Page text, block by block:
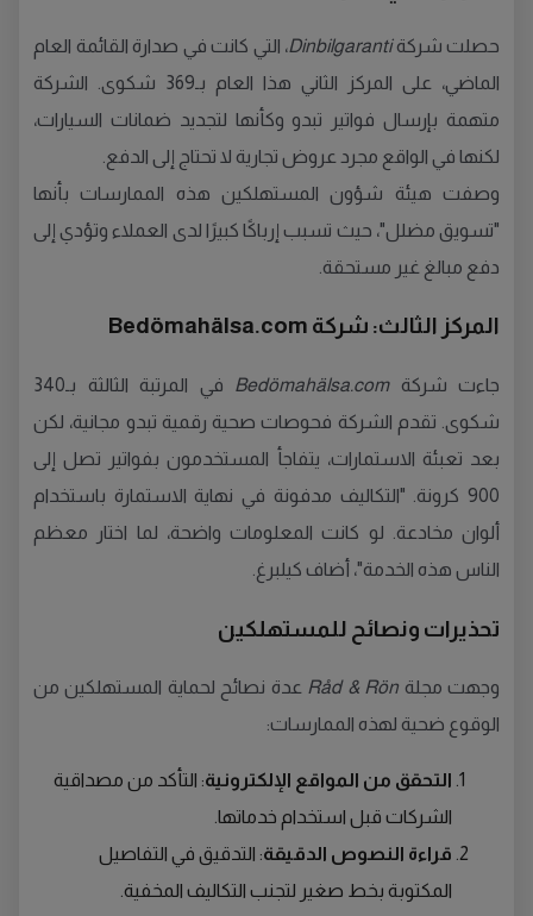
حصلت شركةDinbilgaranti، التي كانت في صدارة القائمة العام
الماضي، على المركز الثاني هذا العام بـ369 شكوى. الشركة
متهمة بإرسال فواتير تبدو وكأنها لتجديد ضمانات السيارات،
لكنها في الواقع مجرد عروض تجارية لا تحتاج إلى الدفع.
وصفت هيئة شؤون المستهلكين هذه الممارسات بأنها
"تسويق مضلل"، حيث تسبب إرباكًا كبيرًا لدى العملاء وتؤدي إلى
دفع مبالغ غير مستحقة.
المركز الثالث: شركة Bedömahälsa.com
جاءت شركةBedömahälsa.com
في المرتبة الثالثة بـ340
شكوى. تقدم الشركة فحوصات صحية رقمية تبدو مجانية، لكن
بعد تعبئة الاستمارات، يتفاجأ المستخدمون بفواتير تصل إلى
900 كرونة. "التكاليف مدفونة في نهاية الاستمارة باستخدام
ألوان مخادعة. لو كانت المعلومات واضحة، لما اختار معظم
الناس هذه الخدمة"، أضاف كيلبرغ.
تحذيرات ونصائح للمستهلكين
وجهت مجلة Råd & Rön عدة نصائح لحماية المستهلكين من
الوقوع ضحية لهذه الممارسات:
التحقق من المواقع الإلكترونية: التأكد من مصداقية
الشركات قبل استخدام خدماتها.
قراءة النصوص الدقيقة: التدقيق في التفاصيل
المكتوبة بخط صغير لتجنب التكاليف المخفية.